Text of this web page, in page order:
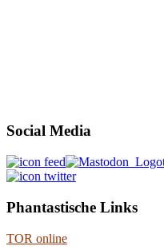
Social Media
Phantastische Links
TOR online